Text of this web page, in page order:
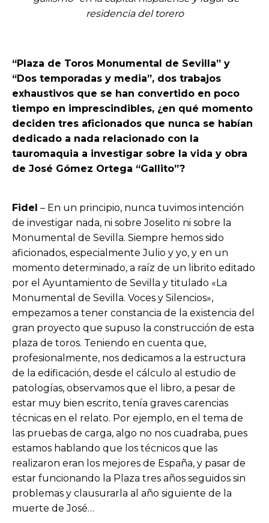
residencia del torero
“Plaza de Toros Monumental de Sevilla” y
“Dos temporadas y media”, dos trabajos
exhaustivos que se han convertido en poco
tiempo en imprescindibles, ¿en qué momento
deciden tres aficionados que nunca se habían
dedicado a nada relacionado con la
tauromaquia a investigar sobre la vida y obra
de José Gómez Ortega “Gallito”?
Fidel – En un principio, nunca tuvimos intención
de investigar nada, ni sobre Joselito ni sobre la
Monumental de Sevilla. Siempre hemos sido
aficionados, especialmente Julio y yo, y en un
momento determinado, a raíz de un librito editado
por el Ayuntamiento de Sevilla y titulado «La
Monumental de Sevilla. Voces y Silencios»,
empezamos a tener constancia de la existencia del
gran proyecto que supuso la construcción de esta
plaza de toros. Teniendo en cuenta que,
profesionalmente, nos dedicamos a la estructura
de la edificación, desde el cálculo al estudio de
patologías, observamos que el libro, a pesar de
estar muy bien escrito, tenía graves carencias
técnicas en el relato. Por ejemplo, en el tema de
las pruebas de carga, algo no nos cuadraba, pues
estamos hablando que los técnicos que las
realizaron eran los mejores de España, y pasar de
estar funcionando la Plaza tres años seguidos sin
problemas y clausurarla al año siguiente de la
muerte de José…